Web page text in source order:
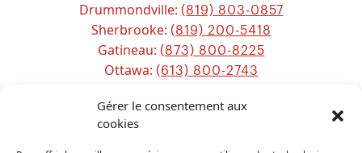
Gérer le consentement aux
cookies
Drummondville: (819) 803-0857
Sherbrooke: (819) 200-5418
Gatineau: (873) 800-8225
Ottawa: (613) 800-2743